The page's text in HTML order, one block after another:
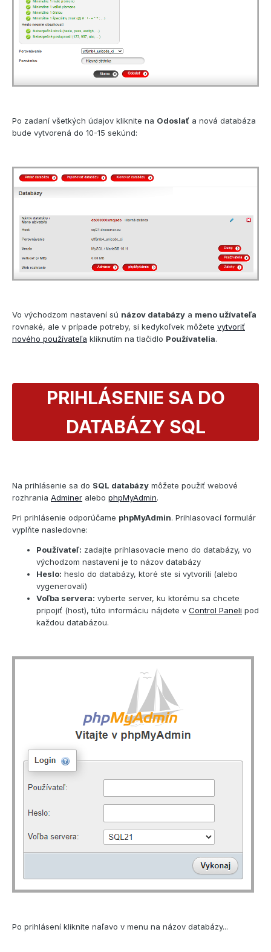
Po zadaní všetkých údajov kliknite na Odoslať a nová databáza
bude vytvorená do 10-15 sekúnd:
Vo východzom nastavení sú názov databázy a meno užívateľa
rovnaké, ale v prípade potreby, si kedykoľvek môžete vytvoriť
nového používateľa kliknutím na tlačidlo Používatelia.
PRIHLÁSENIE SA DO
DATABÁZY SQL
Na prihlásenie sa do SQL databázy môžete použiť webové
rozhrania Adminer alebo phpMyAdmin.
Pri prihlásenie odporúčame phpMyAdmin. Prihlasovací formulár
vyplňte nasledovne:
Používateľ: zadajte prihlasovacie meno do databázy, vo
východzom nastavení je to názov databázy
Heslo: heslo do databázy, ktoré ste si vytvorili (alebo
vygenerovali)
Voľba servera: vyberte server, ku ktorému sa chcete
pripojiť (host), túto informáciu nájdete v Control Paneli pod
každou databázou.
Po prihlásení kliknite naľavo v menu na názov databázy...